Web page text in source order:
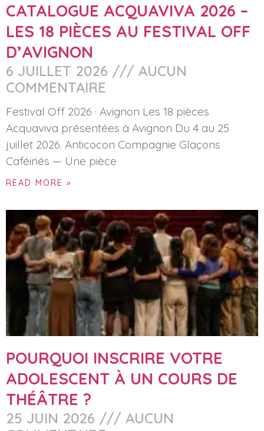
CATALOGUE ACQUAVIVA 2026 –
LES 18 PIÈCES AU FESTIVAL OFF
D’AVIGNON
6 JUILLET 2026
AUCUN
COMMENTAIRE
Festival Off 2026 · Avignon Les 18 pièces
Acquaviva présentées à Avignon Du 4 au 25
juillet 2026. Anticocon Compagnie Glaçons
Caféinés — Une pièce
READ MORE »
POURQUOI INSCRIRE VOTRE
ADOLESCENT À UN COURS DE
THÉÂTRE ?
25 JUIN 2026
AUCUN